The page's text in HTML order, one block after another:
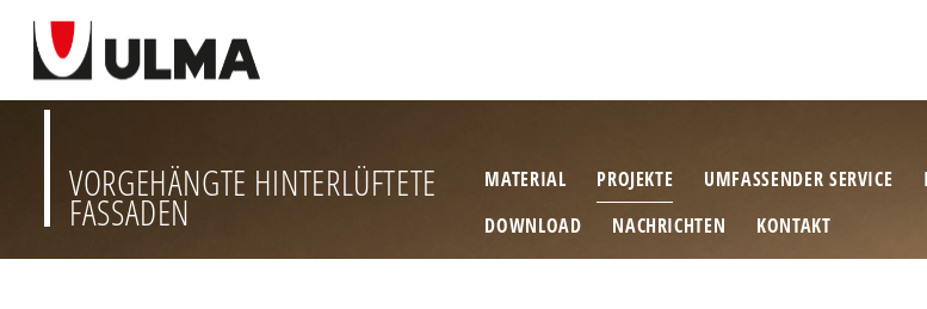
VORGEHÄNGTE HINTERLÜFTETE
FASSADEN
MATERIAL PROJEKTE UMFASSENDER SERVICE
DOWNLOAD
NACHRICHTEN KONTAKT